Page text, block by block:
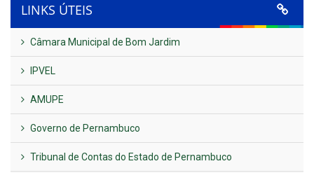
LINKS ÚTEIS
Câmara Municipal de Bom Jardim
IPVEL
AMUPE
Governo de Pernambuco
Tribunal de Contas do Estado de Pernambuco